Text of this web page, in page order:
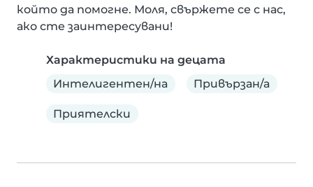
който да помогне. Моля, свържете се с нас,
ако сте заинтересувани!
Характеристики на децата
Интелигентен/на
Привързан/а
Приятелски